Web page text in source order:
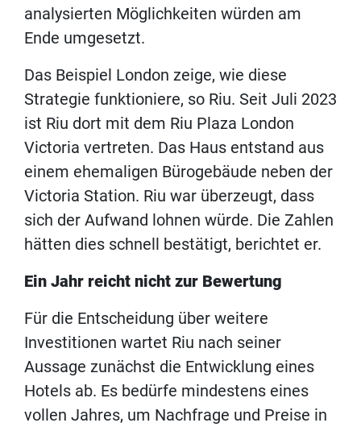
analysierten Möglichkeiten würden am
Ende umgesetzt.
Das Beispiel London zeige, wie diese
Strategie funktioniere, so Riu. Seit Juli 2023
ist Riu dort mit dem Riu Plaza London
Victoria vertreten. Das Haus entstand aus
einem ehemaligen Bürogebäude neben der
Victoria Station. Riu war überzeugt, dass
sich der Aufwand lohnen würde. Die Zahlen
hätten dies schnell bestätigt, berichtet er.
Ein Jahr reicht nicht zur Bewertung
Für die Entscheidung über weitere
Investitionen wartet Riu nach seiner
Aussage zunächst die Entwicklung eines
Hotels ab. Es bedürfe mindestens eines
vollen Jahres, um Nachfrage und Preise in